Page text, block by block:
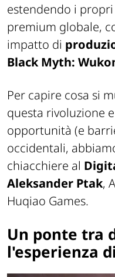
estendendo i
premium globale,
impatto di
Black Myth:
Per capire cosa si
questa rivoluzione
opportunità (e
occidentali,
chiacchiere al
Aleksander Ptak,
Huqiao Games.
Un ponte tra
l'esperienza